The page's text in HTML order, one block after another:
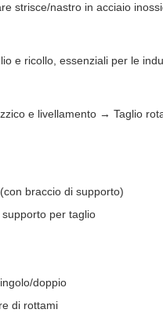
strisce/nastro in acciaio
e ricollo, essenziali per le
e livellamento → Taglio
braccio di supporto)
per taglio
doppio
di rottami